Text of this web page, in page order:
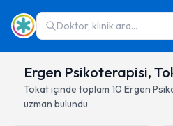
Doktor, klinik ara...
Ergen Psikoterapisi,
Tokatiçinde toplam 10 Ergen
uzman bulundu